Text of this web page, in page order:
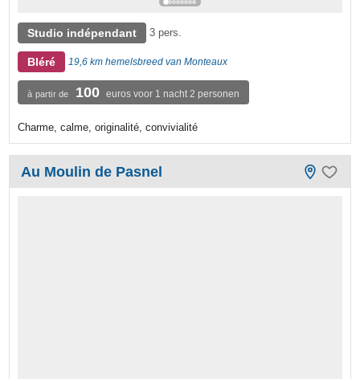
Studio indépendant 3 pers.
Bléré 19,6 km hemelsbreed van Monteaux
à partir de 100 euros voor 1 nacht 2 personen
Charme, calme, originalité, convivialité
Au Moulin de Pasnel